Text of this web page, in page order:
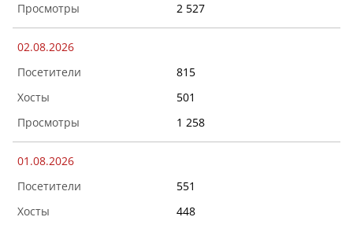
2 527
02.08.2026
815
501
1 258
01.08.2026
551
448